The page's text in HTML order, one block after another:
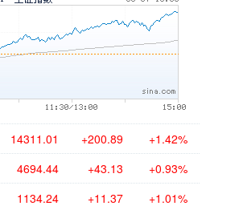
14311.01 +200.89 +1.42%
4694.44 +43.13 +0.93%
1134.24 +11.37 +1.01%